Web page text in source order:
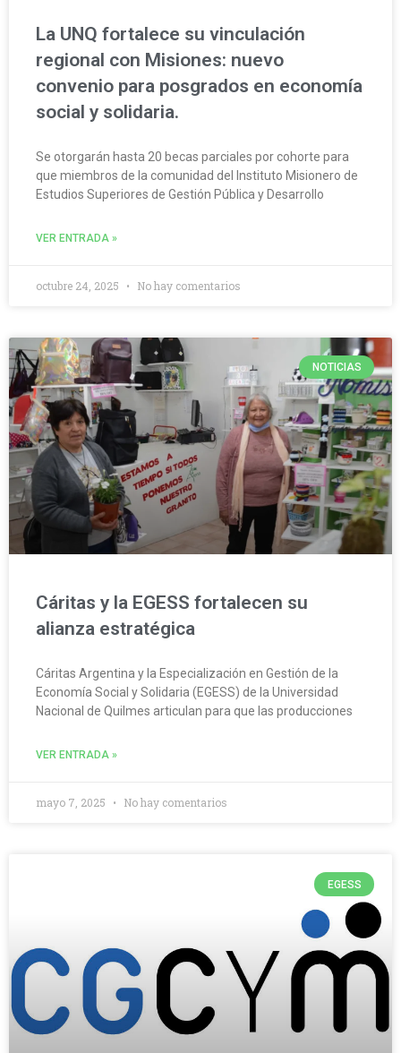
La UNQ fortalece su vinculación
regional con Misiones: nuevo
convenio para posgrados en economía
social y solidaria.
Se otorgarán hasta 20 becas parciales por cohorte para
que miembros de la comunidad del Instituto Misionero de
Estudios Superiores de Gestión Pública y Desarrollo
VER ENTRADA »
octubre 24, 2025 No hay comentarios
NOTICIAS
Cáritas y la EGESS fortalecen su
alianza estratégica
Cáritas Argentina y la Especialización en Gestión de la
Economía Social y Solidaria (EGESS) de la Universidad
Nacional de Quilmes articulan para que las producciones
VER ENTRADA »
mayo 7, 2025 No hay comentarios
EGESS